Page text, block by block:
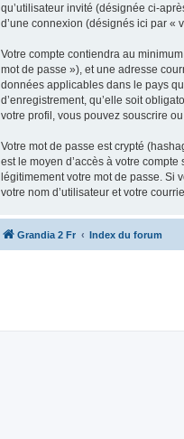
qu’utilisateur invité (désignée ci-
d’une connexion (désignés ici par «
Votre compte contiendra au
mot de passe »), et une adresse
données applicables dans le pays
d’enregistrement, qu’elle soit
votre profil, vous pouvez souscrire
Votre mot de passe est crypté
est le moyen d’accès à votre
légitimement votre mot de passe. Si
votre nom d’utilisateur et votre
Grandia 2 Fr Index du forum